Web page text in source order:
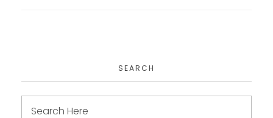
SEARCH